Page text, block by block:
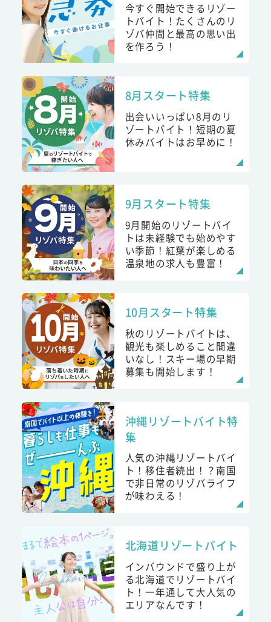
今すぐ開始できるリゾー
トバイト！たくさんのリ
ゾバ仲間と最高の思い出
を作ろう！
8月スタート特集
出会いいっぱい8月のリ
ゾートバイト！短期の夏
休みバイトはお早めに！
9月スタート特集
9月開始のリゾートバイ
トは未経験でも始めやす
い季節！紅葉が楽しめる
温泉地の求人も豊富！
10月スタート特集
秋のリゾートバイトは、
観光も楽しめること間違
いなし！スキー場の早期
募集も開始します！
沖縄リゾートバイト特
集
人気の沖縄リゾートバイ
ト！移住者続出！？南国
で非日常のリゾバライフ
が味わえる！
北海道リゾートバイト
インバウンドで盛り上が
る北海道でリゾートバイ
ト！一年通して大人気の
エリアなんです！